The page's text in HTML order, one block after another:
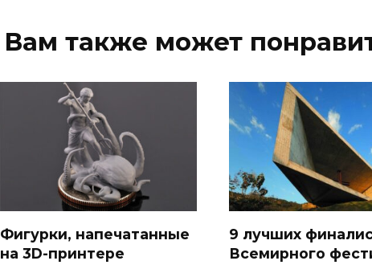
Вам также может
Фигурки, напечатанные
на 3D-принтере
9 лучших
Всемирного